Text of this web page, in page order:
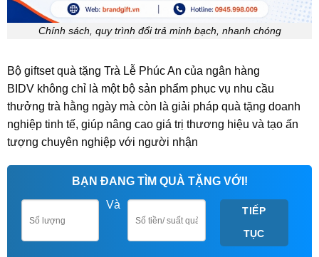
Chính sách, quy trình đổi trả minh bạch, nhanh chóng
Bộ giftset quà tặng Trà Lễ Phúc An của ngân hàng
BIDV không chỉ là một bộ sản phẩm phục vụ nhu cầu
thưởng trà hằng ngày mà còn là giải pháp quà tặng doanh
nghiệp tinh tế, giúp nâng cao giá trị thương hiệu và tạo ấn
tượng chuyên nghiệp với người nhận
BẠN ĐANG TÌM QUÀ TẶNG VỚI!
Và
TIẾP
TỤC